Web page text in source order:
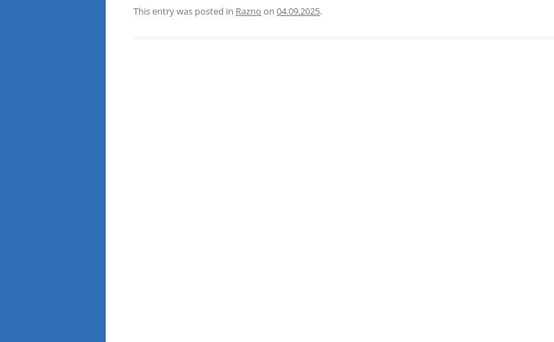
This entry was posted in Razno on 04.09.2025.